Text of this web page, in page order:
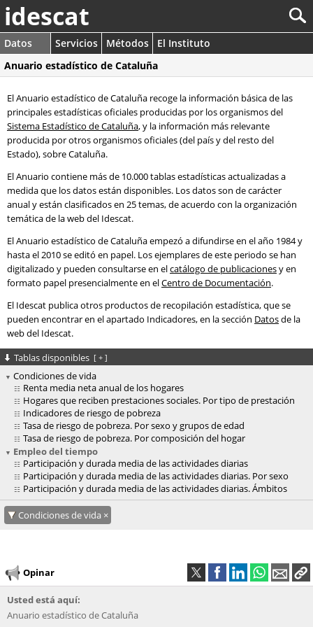
idescat
Datos Servicios Métodos
El Instituto
Anuario estadístico de Cataluña
El Anuario estadístico de Cataluña recoge la información básica de las
principales estadísticas oficiales producidas por los organismos del
Sistema Estadístico de Cataluña, y la información más relevante
producida por otros organismos oficiales (del país y del resto del
Estado), sobre Cataluña.
El Anuario contiene más de 10.000 tablas estadísticas actualizadas a
medida que los datos están disponibles. Los datos son de carácter
anual y están clasificados en 25 temas, de acuerdo con la organización
temática de la web del Idescat.
El Anuario estadístico de Cataluña empezó a difundirse en el año 1984 y
hasta el 2010 se editó en papel. Los ejemplares de este periodo se han
digitalizado y pueden consultarse en elcatálogo de publicacionesy en
formato papel presencialmente en elCentro de Documentación.
El Idescat publica otros productos de recopilación estadística, que se
pueden encontrar en el apartado Indicadores, en la sección Datosde la
web del Idescat.
Tablas disponibles [ + ]
Condiciones de vida
Renta media neta anual de los hogares
Hogares que reciben prestaciones sociales. Por tipo de prestación
Indicadores de riesgo de pobreza
Tasa de riesgo de pobreza. Por sexo y grupos de edad
Tasa de riesgo de pobreza. Por composición del hogar
Empleo del tiempo
Participación y durada media de las actividades diarias
Participación y durada media de las actividades diarias. Por sexo
Participación y durada media de las actividades diarias. Ámbitos
Condiciones de vida
Opinar
Usted está aquí:
Anuario estadístico de Cataluña